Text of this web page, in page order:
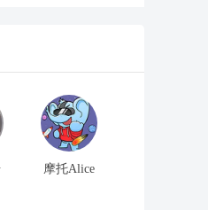
摩托Alice